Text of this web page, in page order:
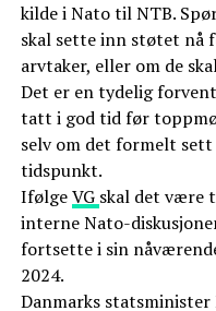
kilde i Nato til NTB.
skal sette inn støtet nå
arvtaker, eller om de
Det er en tydelig
tatt i god tid før
selv om det formelt
tidspunkt.
IfølgeVG skal det være
interne Nato-
fortsette i sin
2024.
Danmarks